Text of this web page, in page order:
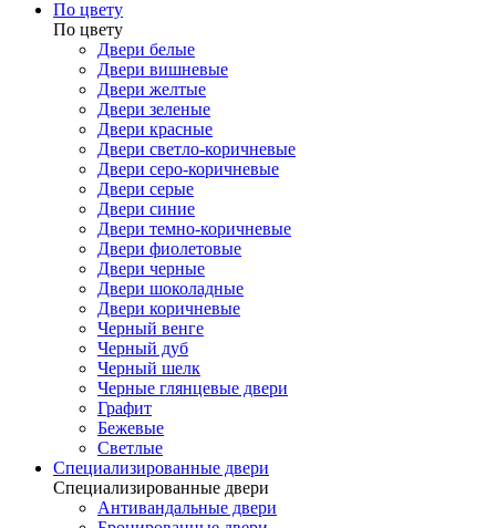
По цвету
По цвету
Двери белые
Двери вишневые
Двери желтые
Двери зеленые
Двери красные
Двери светло-коричневые
Двери серо-коричневые
Двери серые
Двери синие
Двери темно-коричневые
Двери фиолетовые
Двери черные
Двери шоколадные
Двери коричневые
Черный венге
Черный дуб
Черный шелк
Черные глянцевые двери
Графит
Бежевые
Светлые
Специализированные двери
Специализированные двери
Антивандальные двери